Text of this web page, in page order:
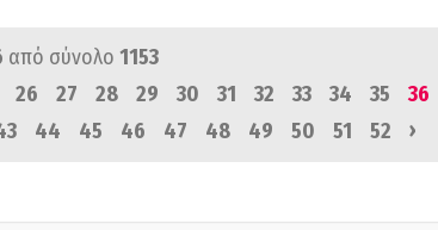
από σύνολο 1153
26 27 28 29 30 31 32 33 34 35
36
44 45 46 47 48 49 50 51 52 ›